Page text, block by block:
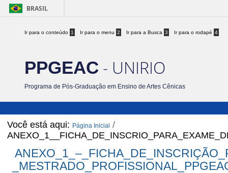
BRASIL
Ir para o conteúdo 1 Ir para o menu 2 Ir para a Busca 3 Ir para o rodapé 4
PPGEAC - UNIRIO
Programa de Pós-Graduação em Ensino de Artes Cênicas
Você está aqui: Página Inicial /